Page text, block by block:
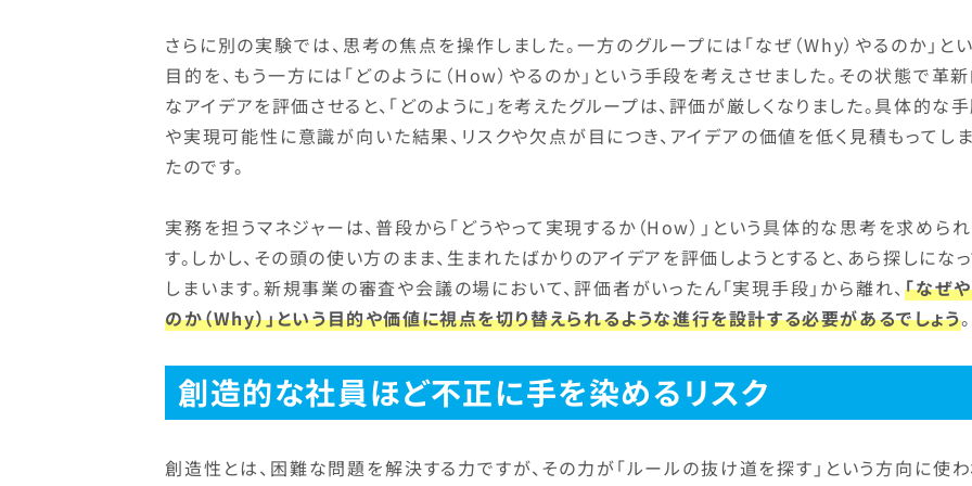
さらに別の実験では、思考の焦点を操作しました。一方のグループには「なぜ（Why）やるのか」と
目的を、もう一方には「どのように（How）やるのか」という手段を考えさせました。その状態で革
なアイデアを評価させると、「どのように」を考えたグループは、評価が厳しくなりました。具体的な
や実現可能性に意識が向いた結果、リスクや欠点が目につき、アイデアの価値を低く見積もってし
たのです。
実務を担うマネジャーは、普段から「どうやって実現するか（How）」という具体的な思考を求めら
す。しかし、その頭の使い方のまま、生まれたばかりのアイデアを評価しようとすると、あら探しにな
しまいます。新規事業の審査や会議の場において、評価者がいったん「実現手段」から離れ、「なぜ
のか（Why）」という目的や価値に視点を切り替えられるような進行を設計する必要があるでしょう。
創造的な社員ほど不正に手を染めるリスク
創造性とは、困難な問題を解決する力ですが、その力が「ルールの抜け道を探す」という方向に使